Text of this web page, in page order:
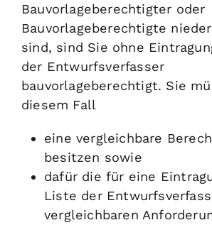
Bauvorlageberechtigter oder
Bauvorlageberechtigte
sind, sind Sie ohne
der Entwurfsverfasser
bauvorlageberechtigt. Sie
diesem Fall
eine vergleichbare
besitzen sowie
dafür die für eine
Liste der
vergleichbaren